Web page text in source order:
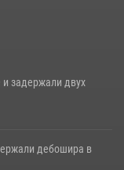
задержали двух
дебошира в